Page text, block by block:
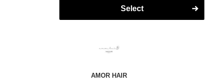
Select
AMOR HAIR